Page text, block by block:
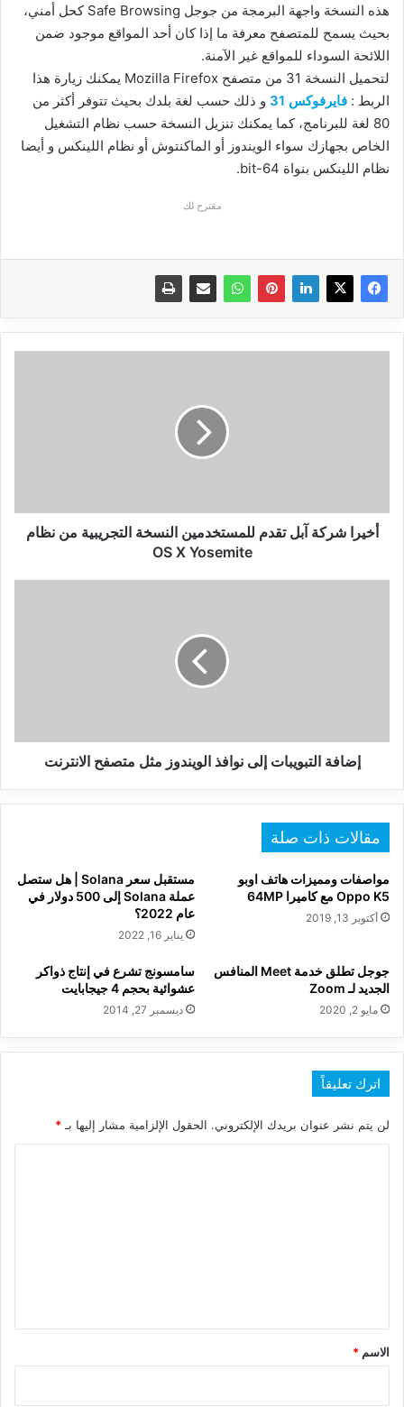
هذه النسخة واجهة البرمجة من جوجل Safe Browsing كحل أمني،
بحيث يسمح للمتصفح معرفة ما إذا كان أحد المواقع موجود ضمن
اللائحة السوداء للمواقع غير الآمنة.
لتحميل النسخة 31 من متصفح Mozilla Firefox يمكنك زيارة هذا
الربط : فايرفوكس 31
و ذلك حسب لغة بلدك بحيث تتوفر أكثر من
80 لغة للبرنامج، كما يمكنك تنزيل النسخة حسب نظام التشغيل
الخاص بجهازك سواء الويندوز أو الماكنتوش أو نظام اللينكس و أيضا
نظام اللينكس بنواة 64-bit.
مقترح لك
نظام
OSأخيرا شركة آبل تقدم للمستخدمين النسخة التجريبية من نظام
OS X Yosemite
إضافة التبويبات إلى نوافذ الويندوز مثل متصفح الانترنت
مقالات ذات صلة
مواصفات ومميزات هاتف اوبو
Oppo K5 مع كاميرا 64MP
أكتوبر 13, 2019
مستقبل سعر Solana | هل ستصل
عملة Solana إلى 500 دولار في
عام 2022؟
يناير 16, 2022
جوجل تطلق خدمة Meet المنافس
الجديد لـ Zoom
مايو 2, 2020
سامسونج تشرع في إنتاج ذواكر
عشوائية بحجم 4 جيجابايت
ديسمبر 27, 2014
اترك تعليقاً
لن يتم نشر عنوان بريدك الإلكتروني. الحقول الإلزامية مشار إليها بـ *
*
الاسم *